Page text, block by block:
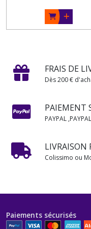
FRAIS DE
Dès 200 €
PAIEMENT
PAYPAL
Colissimo ou
Paiements sécurisés